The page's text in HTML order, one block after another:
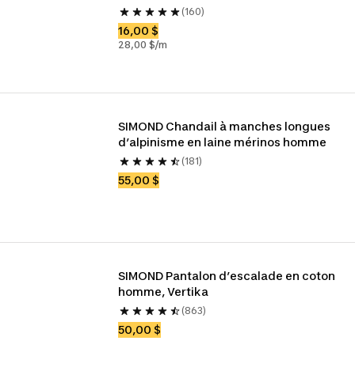
(160)
16,00 $
28,00 $/m
SIMOND Chandail à manches longues
d’alpinisme en laine mérinos homme
(181)
55,00 $
SIMOND Pantalon d’escalade en coton
homme, Vertika
(863)
50,00 $